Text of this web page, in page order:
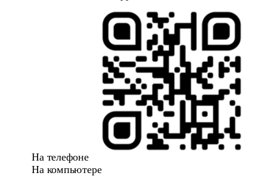
На телефоне
На компьютере